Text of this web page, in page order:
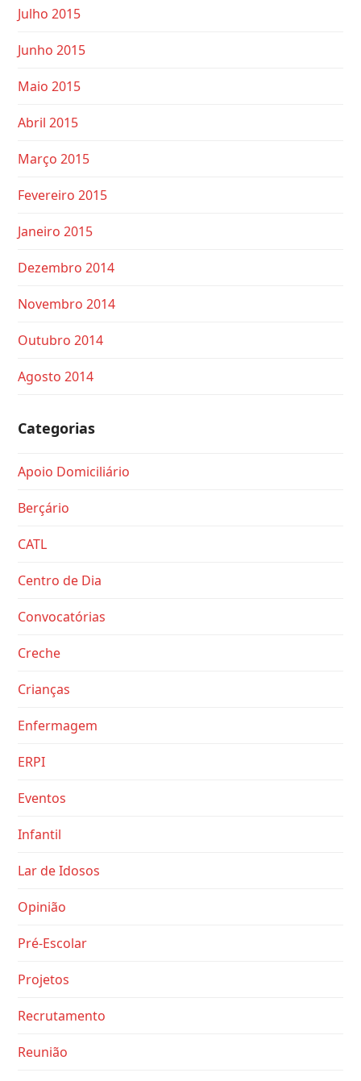
Julho 2015
Junho 2015
Maio 2015
Abril 2015
Março 2015
Fevereiro 2015
Janeiro 2015
Dezembro 2014
Novembro 2014
Outubro 2014
Agosto 2014
Categorias
Apoio Domiciliário
Berçário
CATL
Centro de Dia
Convocatórias
Creche
Crianças
Enfermagem
ERPI
Eventos
Infantil
Lar de Idosos
Opinião
Pré-Escolar
Projetos
Recrutamento
Reunião